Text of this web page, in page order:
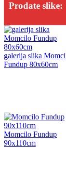
Prodate slike:
galerija slika
Fundup 80x60cm
Momcilo Fundup
90x110cm